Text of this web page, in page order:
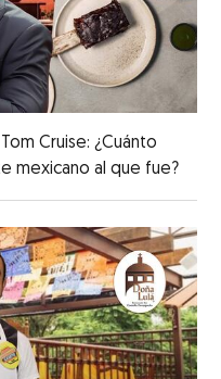
Cruise: ¿Cuánto
mexicano al que fue?